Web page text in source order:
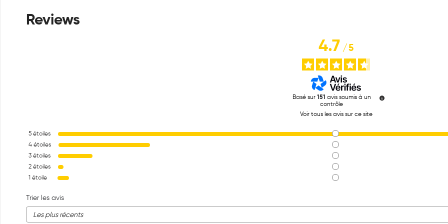
4.7/5
Basé sur 151 avis soumis à un
contrôle
Voir tous les avis sur ce site
5 étoiles
4 étoiles
3 étoiles
2 étoiles
1 étoile
Trier les avis